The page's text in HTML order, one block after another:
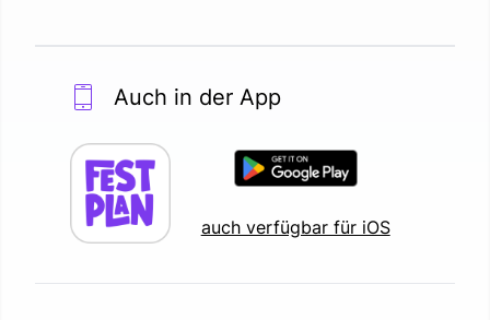
Auch in der App
auch verfügbar für iOS